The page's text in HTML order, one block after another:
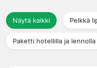
Matkatoimistoja
Näytä kaikki Pelkkä
Paketti hotellilla ja lennolla